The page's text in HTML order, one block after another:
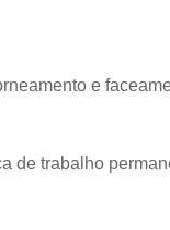
e
de trabalho